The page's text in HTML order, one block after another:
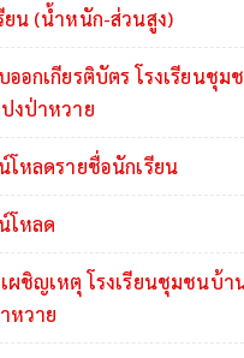
ยน (น้ำหนัก-ส่วนสูง)
ออกเกียรติบัตร โรงเรียนชุม
งป่าหวาย
โหลดรายชื่อนักเรียน
โหลด
ผชิญเหตุ โรงเรียนชุมชนบ้า
หวาย